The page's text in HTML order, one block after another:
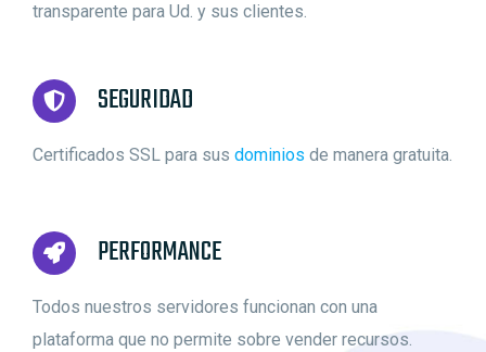
transparente para Ud. y sus clientes.
SEGURIDAD
Certificados SSL para sus dominios de manera gratuita.
PERFORMANCE
Todos nuestros servidores funcionan con una
plataforma que no permite sobre vender recursos.